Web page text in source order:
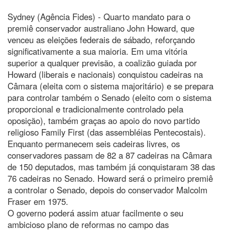
Sydney (Agência Fides) - Quarto mandato para o
premiê conservador australiano John Howard, que
venceu as eleições federais de sábado, reforçando
significativamente a sua maioria. Em uma vitória
superior a qualquer previsão, a coalizão guiada por
Howard (liberais e nacionais) conquistou cadeiras na
Câmara (eleita com o sistema majoritário) e se prepara
para controlar também o Senado (eleito com o sistema
proporcional e tradicionalmente controlado pela
oposição), também graças ao apoio do novo partido
religioso Family First (das assembléias Pentecostais).
Enquanto permanecem seis cadeiras livres, os
conservadores passam de 82 a 87 cadeiras na Câmara
de 150 deputados, mas também já conquistaram 38 das
76 cadeiras no Senado. Howard será o primeiro premiê
a controlar o Senado, depois do conservador Malcolm
Fraser em 1975.
O governo poderá assim atuar facilmente o seu
ambicioso plano de reformas no campo das